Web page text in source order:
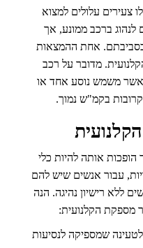
צעירים עלולים למצוא
לנהוג ברכב ממונע, אך
בסביבתם. אחת ההמצאות
מדובר על רכב
אשר משמש נוסע אחד או
קרובות בקמ"ש נמוך.
הופכות אותה להיות כלי
עבור אנשים שיש להם
ללא רישיון נהיגה. הנה
מספקת הקלנועית:
שמספיקה לנסיעות